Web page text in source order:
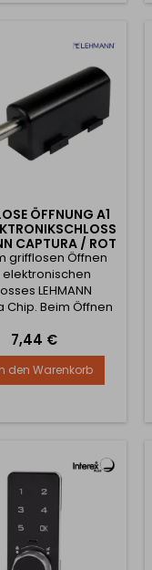
ÖFFNUNG A1
CAPTURA / ROT
grifflosen Öffnen
LEHMANN
Chip. Beim Öffnen
Preis gilt pro Stück
Preis
7,44 €
den Warenkorb